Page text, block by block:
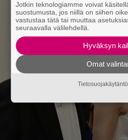
Jotkin teknologiamme voivat
suostumusta, jos niillä on siihen
vastustaa tätä tai muuttaa
seuraavalla välilehdellä.
Hyväksyn
Omat